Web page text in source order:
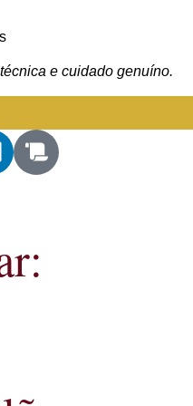
e cuidado genuíno.